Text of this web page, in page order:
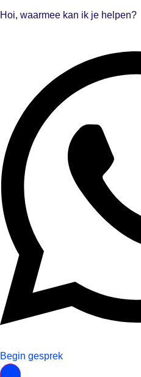
Hoi, waarmee kan ik je helpen?
Begin gesprek